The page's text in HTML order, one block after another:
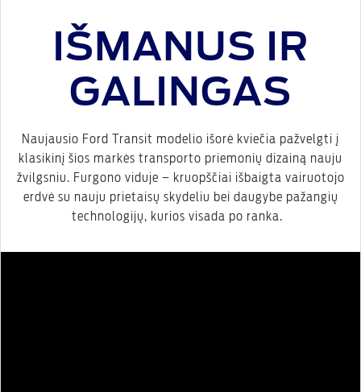
IŠMANUS IR
GALINGAS
Naujausio Ford Transit modelio išorė kviečia pažvelgti į
klasikinį šios markės transporto priemonių dizainą nauju
žvilgsniu. Furgono viduje – kruopščiai išbaigta vairuotojo
erdvė su nauju prietaisų skydeliu bei daugybe pažangių
technologijų, kurios visada po ranka.